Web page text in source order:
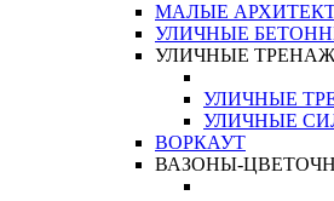
МАЛЫЕ
УЛИЧНЫЕ
УЛИЧНЫЕ
УЛИЧНЫЕ
УЛИЧНЫЕ
ВОРКАУТ
ВАЗОНЫ-